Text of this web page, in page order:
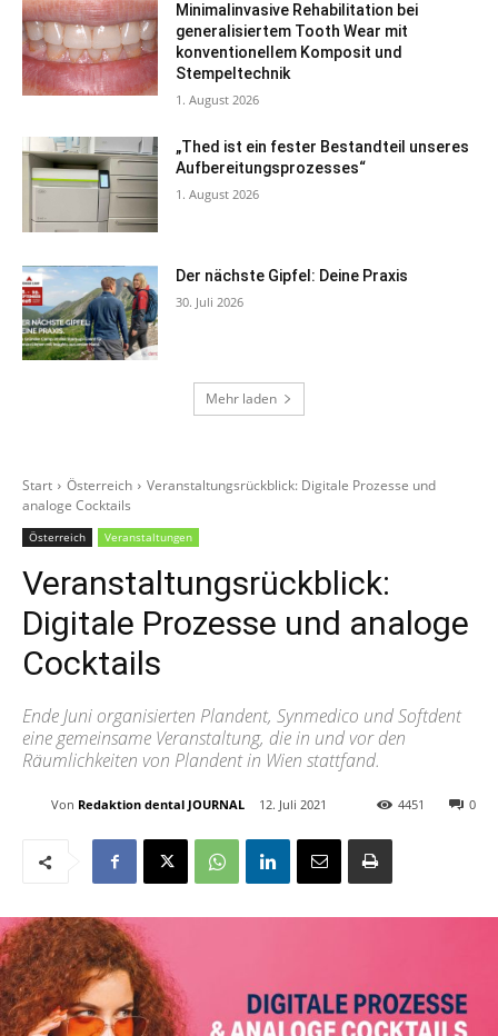
Minimalinvasive Rehabilitation bei
generalisiertem Tooth Wear mit
konventionellem Komposit und
Stempeltechnik
1. August 2026
„Thed ist ein fester Bestandteil unseres
Aufbereitungsprozesses“
1. August 2026
Der nächste Gipfel: Deine Praxis
30. Juli 2026
Mehr laden